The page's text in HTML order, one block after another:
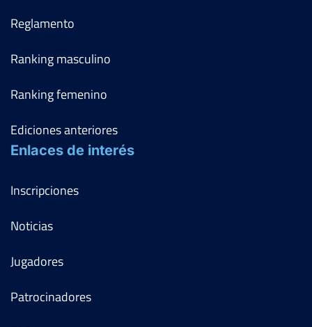
Reglamento
Ranking masculino
Ranking femenino
Ediciones anteriores
Enlaces de interés
Inscripciones
Noticias
Jugadores
Patrocinadores